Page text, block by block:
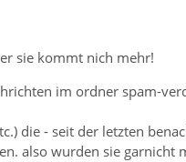
sie kommt nich mehr!
im ordner spam-
die - seit der letzten
also wurden sie garnicht